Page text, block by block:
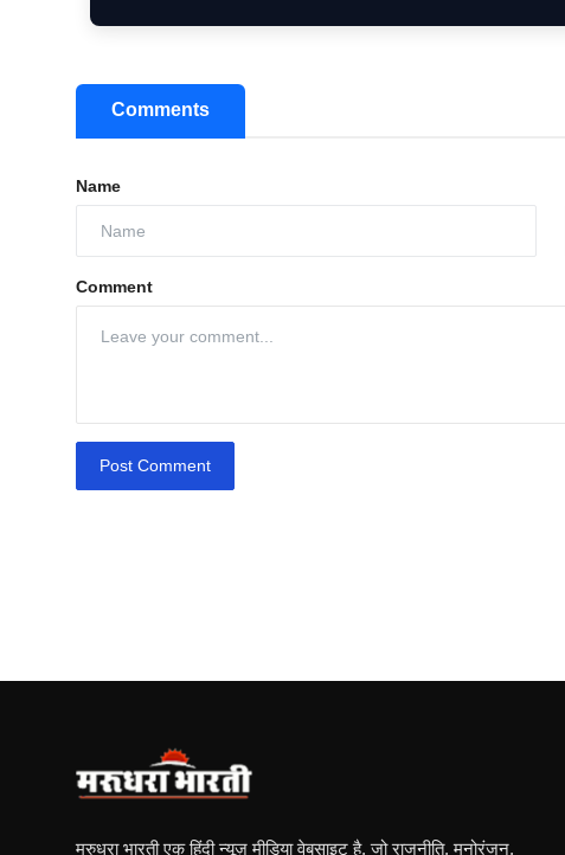
Comments
Name
Comment
Post Comment
मरुधरा भारती एक हिंदी न्यूज़ मीडिया वेबसाइट है, जो राजनीति, मनोरंजन,